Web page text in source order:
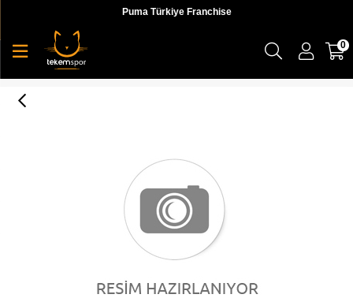
Puma Türkiye Franchise
0